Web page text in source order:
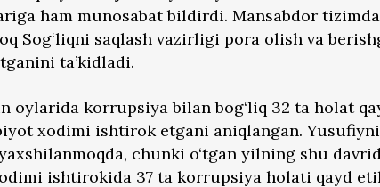
ham munosabat bildirdi. Mansabdor
Sog‘liqni saqlash vazirligi pora olish va
ta’kidladi.
oylarida korrupsiya bilan bog‘liq 32 ta holat
xodimi ishtirok etgani aniqlangan.
chunki o‘tgan yilning shu
ishtirokida 37 ta korrupsiya holati qayd